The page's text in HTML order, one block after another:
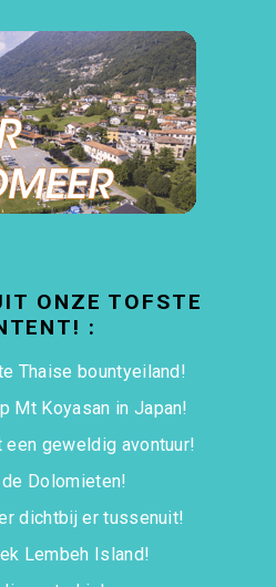
ONZE TOFSTE
:
Thaise bountyeiland!
Mt Koyasan in Japan!
een geweldig avontuur!
Dolomieten!
dichtbij er tussenuit!
Lembeh Island!